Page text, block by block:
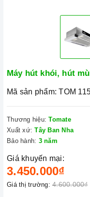
Máy hút khói, hút
Mã sản phẩm: TOM
Thương hiệu: Tomate
Xuất xứ: Tây Ban Nha
Bảo hành: 3 năm
Giá khuyến mại:
3.450.000₫
Giá thị trường: 4.600.000₫